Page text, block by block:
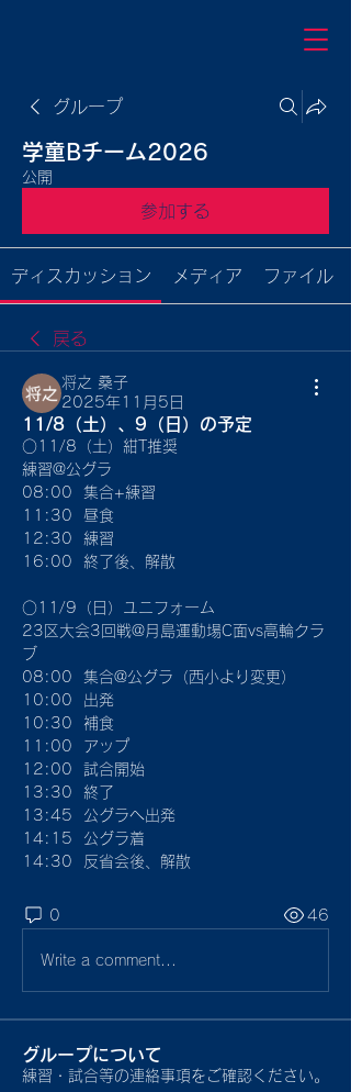
グループ
学童Bチーム2026
公開
参加する
ディスカッション メディア ファイル
戻る
将之 桑子
2025年11月5日
11/8（土）、9（日）の予定
○11/8（土）紺T推奨
練習@公グラ
08:00  集合+練習
11:30  昼食
12:30  練習
16:00  終了後、解散
○11/9（日）ユニフォーム
23区大会3回戦@月島運動場C面vs高輪クラ
ブ
08:00  集合@公グラ（西小より変更）
10:00  出発
10:30  補食
11:00  アップ
12:00  試合開始
13:30  終了
13:45  公グラへ出発
14:15  公グラ着
14:30  反省会後、解散
0 46
Write a comment...
グループについて
練習・試合等の連絡事項をご確認ください。